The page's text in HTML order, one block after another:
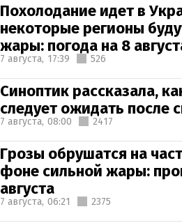
Похолодание идет в
некоторые регионы
жары: погода на 8
7 августа, 17:39 526
Синоптик рассказала,
следует ожидать после
7 августа, 08:00 2417
Грозы обрушатся на
фоне сильной жары:
августа
7 августа, 06:21 2375